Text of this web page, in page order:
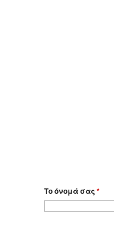
Το όνομά σας*